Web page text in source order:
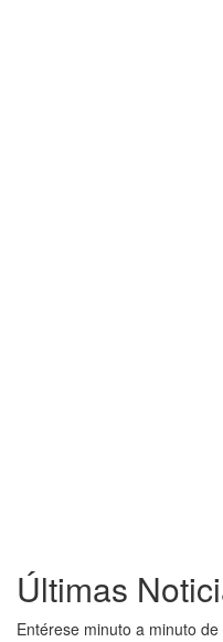
Últimas
Entérese minuto a minuto